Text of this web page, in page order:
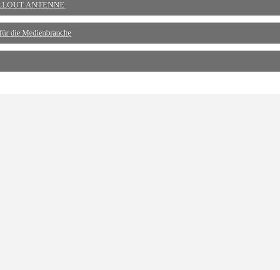
ANTENNE
die Medienbranche